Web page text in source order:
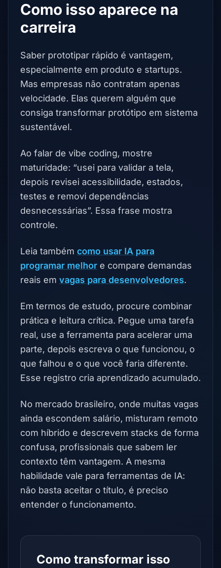
Como isso aparece na
carreira
Saber prototipar rápido é vantagem,
especialmente em produto e startups.
Mas empresas não contratam apenas
velocidade. Elas querem alguém que
consiga transformar protótipo em sistema
sustentável.
Ao falar de vibe coding, mostre
maturidade: “usei para validar a tela,
depois revisei acessibilidade, estados,
testes e removi dependências
desnecessárias”. Essa frase mostra
controle.
Leia também como usar IA para
programar melhor e compare demandas
reais em vagas para desenvolvedores.
Em termos de estudo, procure combinar
prática e leitura crítica. Pegue uma tarefa
real, use a ferramenta para acelerar uma
parte, depois escreva o que funcionou, o
que falhou e o que você faria diferente.
Esse registro cria aprendizado acumulado.
No mercado brasileiro, onde muitas vagas
ainda escondem salário, misturam remoto
com híbrido e descrevem stacks de forma
confusa, profissionais que sabem ler
contexto têm vantagem. A mesma
habilidade vale para ferramentas de IA:
não basta aceitar o título, é preciso
entender o funcionamento.
Como transformar isso